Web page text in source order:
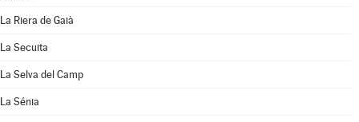
La Riera de Gaià
La Secuita
La Selva del Camp
La Sénia